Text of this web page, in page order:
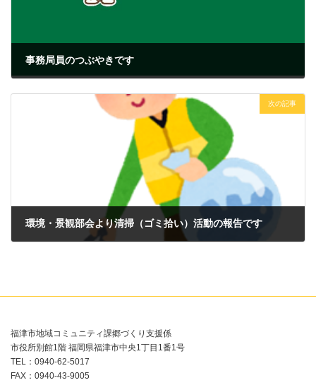
事務局員のつぶやきです
次の記事
環境・景観部会より清掃（ゴミ拾い）活動の報告です
福津市地域コミュニティ課郷づくり支援係
市役所別館1階 福岡県福津市中央1丁目1番1号
TEL：0940-62-5017
FAX：0940-43-9005